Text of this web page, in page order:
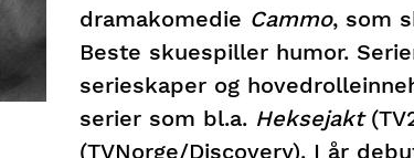
dramakomedie Cammo, som
Beste skuespiller humor.
serieskaper og
serier som bl.a. Heksejakt
(TVNorge/Discovery). I år